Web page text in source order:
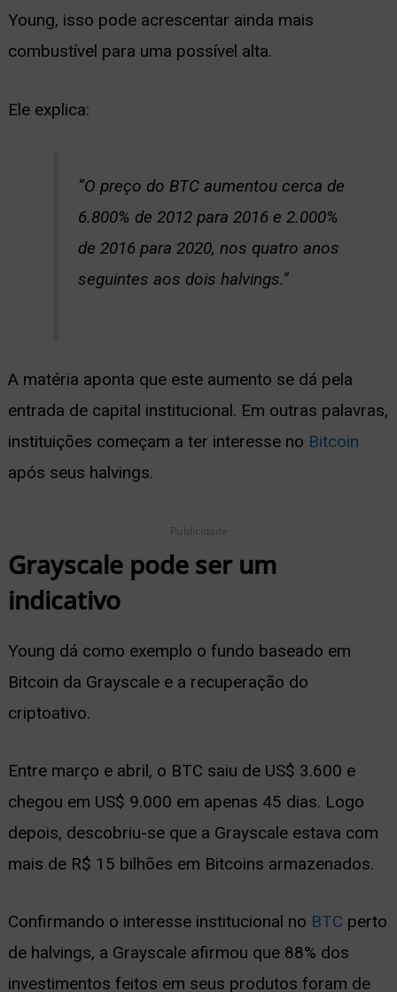
Young, isso pode acrescentar ainda mais
combustível para uma possível alta.
Ele explica:
“O preço do BTC aumentou cerca de
6.800% de 2012 para 2016 e 2.000%
de 2016 para 2020, nos quatro anos
seguintes aos dois halvings.”
A matéria aponta que este aumento se dá pela
entrada de capital institucional. Em outras palavras,
instituições começam a ter interesse no Bitcoin
após seus halvings.
Publicidade
Grayscale pode ser um
indicativo
Young dá como exemplo o fundo baseado em
Bitcoin da Grayscale e a recuperação do
criptoativo.
Entre março e abril, o BTC saiu de US$ 3.600 e
chegou em US$ 9.000 em apenas 45 dias. Logo
depois, descobriu-se que a Grayscale estava com
mais de R$ 15 bilhões em Bitcoins armazenados.
Confirmando o interesse institucional no BTC perto
de halvings, a Grayscale afirmou que 88% dos
investimentos feitos em seus produtos foram de